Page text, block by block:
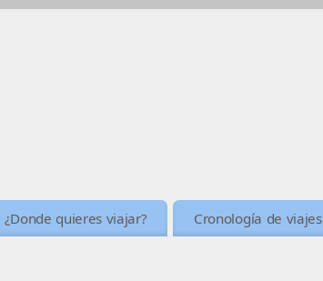
¿Donde quieres viajar? Cronología de viajes